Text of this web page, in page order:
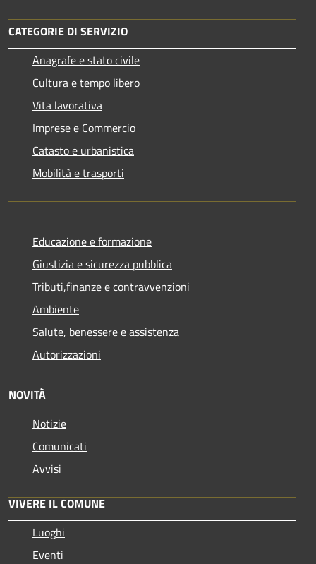
CATEGORIE DI SERVIZIO
Anagrafe e stato civile
Cultura e tempo libero
Vita lavorativa
Imprese e Commercio
Catasto e urbanistica
Mobilità e trasporti
Educazione e formazione
Giustizia e sicurezza pubblica
Tributi,finanze e contravvenzioni
Ambiente
Salute, benessere e assistenza
Autorizzazioni
NOVITÀ
Notizie
Comunicati
Avvisi
VIVERE IL COMUNE
Luoghi
Eventi